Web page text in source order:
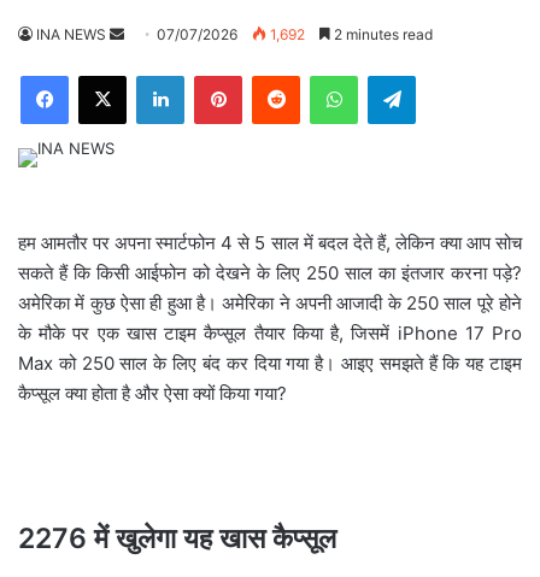
INA NEWS
d
m
a
i
07/07/2026 1,692 2 minutes read
हम आमतौर पर अपना स्मार्टफोन 4 से 5 साल में बदल देते हैं, लेकिन क्या आप सोच
सकते हैं कि किसी आईफोन को देखने के लिए 250 साल का इंतजार करना पड़े?
अमेरिका में कुछ ऐसा ही हुआ है। अमेरिका ने अपनी आजादी के 250 साल पूरे होने
के मौके पर एक खास टाइम कैप्सूल तैयार किया है, जिसमें iPhone 17 Pro
Max को 250 साल के लिए बंद कर दिया गया है। आइए समझते हैं कि यह टाइम
कैप्सूल क्या होता है और ऐसा क्यों किया गया?
2276 में खुलेगा यह खास कैप्सूल